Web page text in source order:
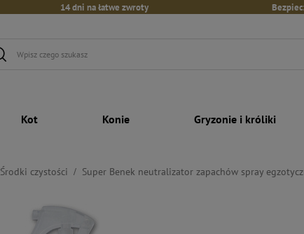
14 dni na łatwe zwroty
Kot Konie Gryzonie i króliki
Środki czystości Super Benek neutralizator zapachów spray